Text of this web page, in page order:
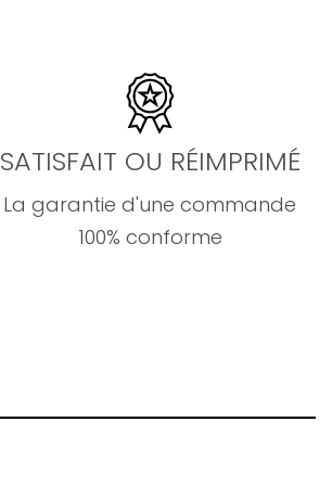
SATISFAIT OU RÉIMPRIMÉ
La garantie d'une commande
100% conforme